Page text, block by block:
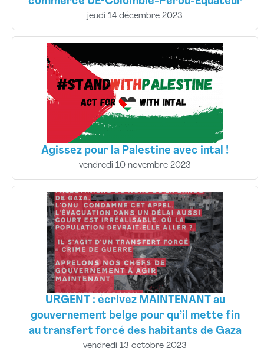
jeudi 14 décembre 2023
Agissez pour la Palestine avec intal !
vendredi 10 novembre 2023
URGENT : écrivez MAINTENANT au
gouvernement belge pour qu’il mette fin
au transfert forcé des habitants de Gaza
vendredi 13 octobre 2023